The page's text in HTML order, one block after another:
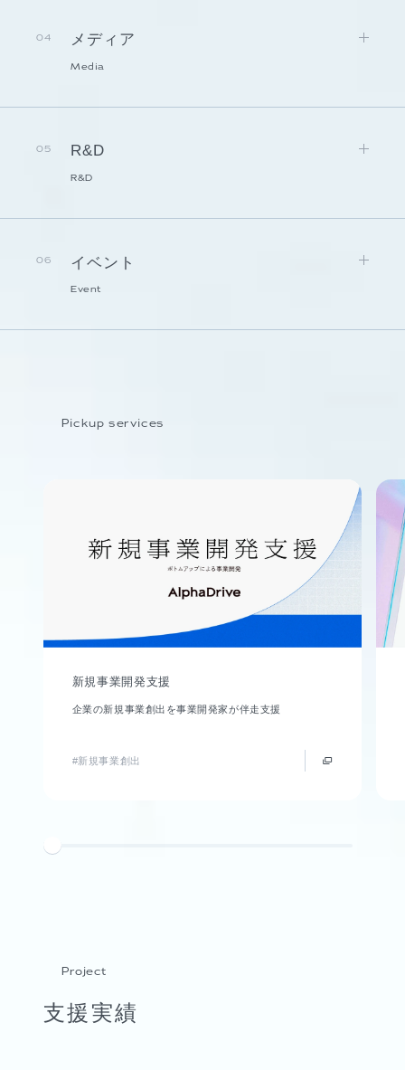
04 メディア
Media
05 R&D
R&D
06 イベント
Event
Pickup services
新規事業開発支援
企業の新規事業創出を事業開発家が伴走支援
#新規事業創出
Project
支援実績